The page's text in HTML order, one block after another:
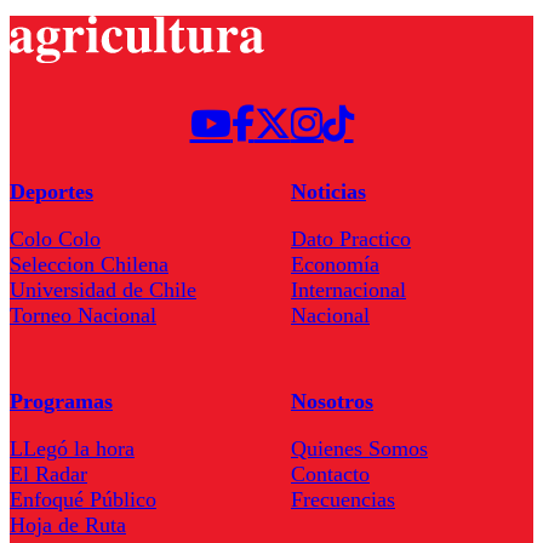
Deportes
Colo Colo
Seleccion Chilena
Universidad de Chile
Torneo Nacional
Noticias
Dato Practico
Economía
Internacional
Nacional
Programas
LLegó la hora
El Radar
Enfoqué Público
Hoja de Ruta
Nosotros
Quienes Somos
Contacto
Frecuencias